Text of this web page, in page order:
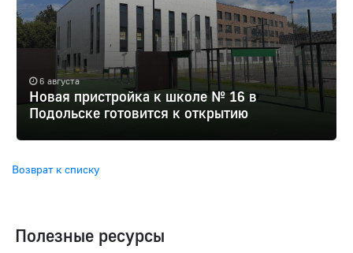
6 августа
Новая пристройка к школе № 16 в
Подольске готовится к открытию
Возврат к списку
Полезные ресурсы